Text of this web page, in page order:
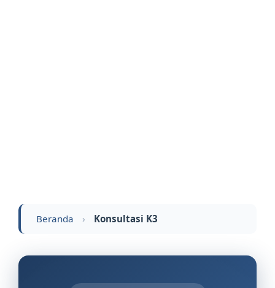
Beranda › Konsultasi K3